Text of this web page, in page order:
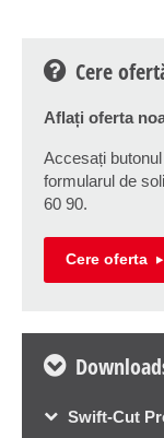
Cere
Aflați oferta
Accesați
formularul de
60 90.
Cere oferta
Swift-Cut